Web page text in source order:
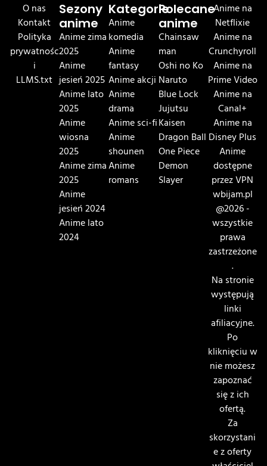
O nas
Kontakt
Polityka
prywatnośc
i
LLMS.txt
Sezony
anime
Anime zima
2025
Anime
jesień 2025
Anime lato
2025
Anime
wiosna
2025
Anime zima
2025
Anime
jesień 2024
Anime lato
2024
Kategorie
Anime
komedia
Anime
fantasy
Anime akcji
Anime
drama
Anime sci-fi
Anime
shounen
Anime
romans
Polecane
anime
Chainsaw
man
Oshi no Ko
Naruto
Blue Lock
Jujutsu
Kaisen
Dragon Ball
One Piece
Demon
Slayer
Anime na
Netflixie
Anime na
Crunchyroll
Anime na
Prime Video
Anime na
Canal+
Anime na
Disney Plus
Anime
dostępne
przez VPN
wbijam.pl
@2026 -
wszystkie
prawa
zastrzeżone
.
Na stronie
występują
linki
afiliacyjne.
Po
kliknięciu w
nie możesz
zapoznać
się z ich
ofertą.
Za
skorzystani
e z oferty